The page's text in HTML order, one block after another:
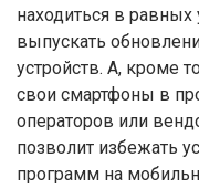
находиться в равных
выпускать
устройств. А, кроме
свои смартфоны в
операторов или
позволит избежать
программ на